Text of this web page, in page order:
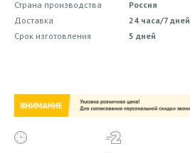
Страна производства
Россия
Доставка
24 часа/7 дней
Срок изготовления
5 дней